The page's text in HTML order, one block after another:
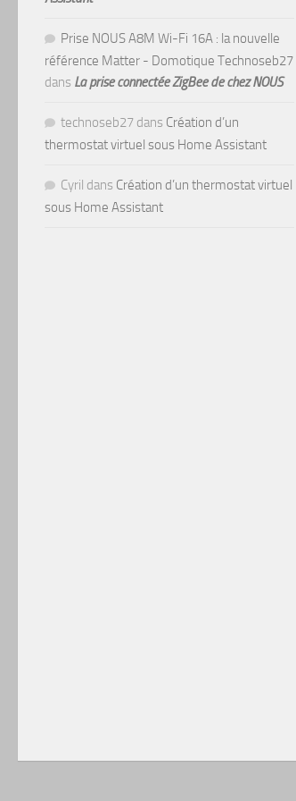
Prise NOUS A8M Wi-Fi 16A : la nouvelle
référence Matter - Domotique Technoseb27
dans La prise connectée ZigBee de chez NOUS
technoseb27 dans Création d’un
thermostat virtuel sous Home Assistant
Cyril dans Création d’un thermostat virtuel
sous Home Assistant